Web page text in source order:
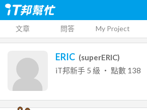
文章 問答 My Project
ERIC (superERIC)
iT邦新手 5 級 ‧ 點數 138